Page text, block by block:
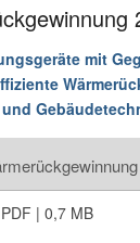
mit
PDF | 0,7 MB